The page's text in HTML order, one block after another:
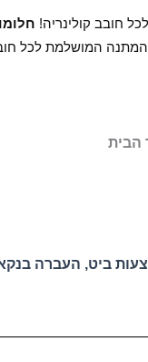
חובב קולינריה!
המושלמת לכל
הבית
ביט, העברה